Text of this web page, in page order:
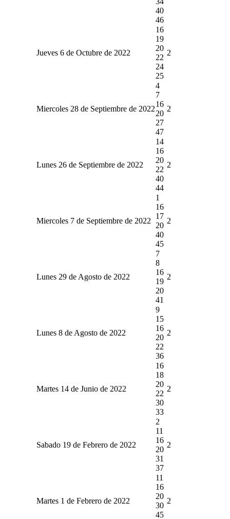
40
46
Jueves 6 de Octubre de 2022
16
19
20
22
24
25
2
Miercoles 28 de Septiembre de 2022
4
7
16
20
27
47
2
Lunes 26 de Septiembre de 2022
14
16
20
22
40
44
2
Miercoles 7 de Septiembre de 2022
1
16
17
20
40
45
2
Lunes 29 de Agosto de 2022
7
8
16
19
20
41
2
Lunes 8 de Agosto de 2022
9
15
16
20
22
36
2
Martes 14 de Junio de 2022
16
18
20
22
30
33
2
Sabado 19 de Febrero de 2022
2
11
16
20
31
37
2
Martes 1 de Febrero de 2022
11
16
20
30
45
2